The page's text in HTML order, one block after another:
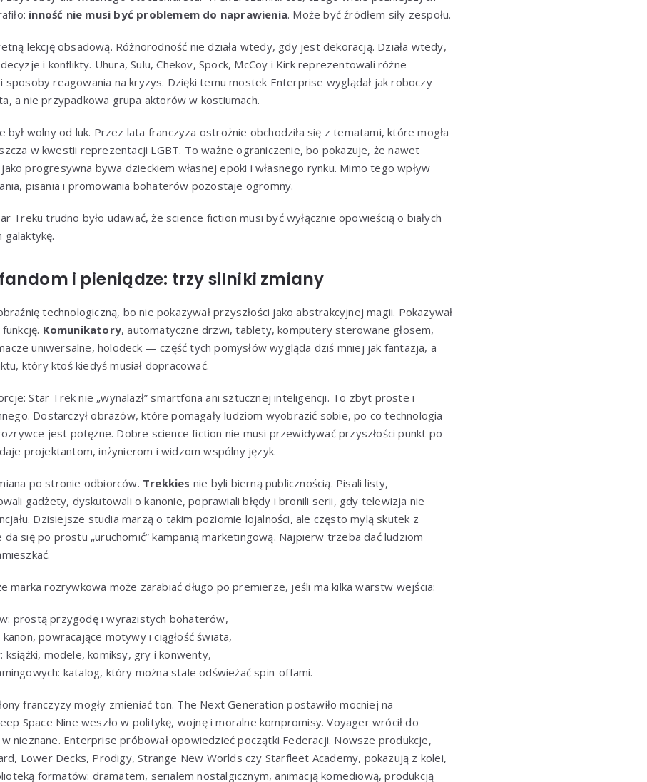
inność nie musi być problemem do naprawienia. Może być źródłem siły zespołu.
lekcję obsadową. Różnorodność nie działa wtedy, gdy jest dekoracją. Działa wtedy,
i konflikty. Uhura, Sulu, Chekov, Spock, McCoy i Kirk reprezentowali różne
reagowania na kryzys. Dzięki temu mostek Enterprise wyglądał jak roboczy
a nie przypadkowa grupa aktorów w kostiumach.
był wolny od luk. Przez lata franczyza ostrożnie obchodziła się z tematami, które mogła
w kwestii reprezentacji LGBT. To ważne ograniczenie, bo pokazuje, że nawet
progresywna bywa dzieckiem własnej epoki i własnego rynku. Mimo tego wpływ
pisania i promowania bohaterów pozostaje ogromny.
Treku trudno było udawać, że science fiction musi być wyłącznie opowieścią o białych
galaktykę.
i pieniądze: trzy silniki zmiany
technologiczną, bo nie pokazywał przyszłości jako abstrakcyjnej magii. Pokazywał
Komunikatory, automatyczne drzwi, tablety, komputery sterowane głosem,
uniwersalne, holodeck — część tych pomysłów wygląda dziś mniej jak fantazja, a
który ktoś kiedyś musiał dopracować.
Star Trek nie „wynalazł” smartfona ani sztucznej inteligencji. To zbyt proste i
Dostarczył obrazów, które pomagały ludziom wyobrazić sobie, po co technologia
jest potężne. Dobre science fiction nie musi przewidywać przyszłości punkt po
projektantom, inżynierom i widzom wspólny język.
po stronie odbiorców. Trekkies nie byli bierną publicznością. Pisali listy,
gadżety, dyskutowali o kanonie, poprawiali błędy i bronili serii, gdy telewizja nie
Dzisiejsze studia marzą o takim poziomie lojalności, ale często mylą skutek z
da się po prostu „uruchomić” kampanią marketingową. Najpierw trzeba dać ludziom
marka rozrywkowa może zarabiać długo po premierze, jeśli ma kilka warstw wejścia:
prostą przygodę i wyrazistych bohaterów,
kanon, powracające motywy i ciągłość świata,
książki, modele, komiksy, gry i konwenty,
katalog, który można stale odświeżać spin-offami.
franczyzy mogły zmieniać ton. The Next Generation postawiło mocniej na
Space Nine weszło w politykę, wojnę i moralne kompromisy. Voyager wrócił do
nieznane. Enterprise próbował opowiedzieć początki Federacji. Nowsze produkcje,
Lower Decks, Prodigy, Strange New Worlds czy Starfleet Academy, pokazują z kolei,
formatów: dramatem, serialem nostalgicznym, animacją komediową, produkcją